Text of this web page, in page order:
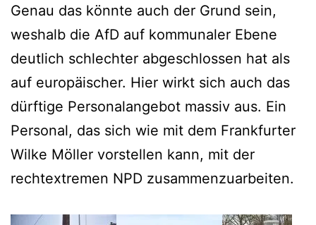
Genau das könnte auch der Grund sein,
weshalb die AfD auf kommunaler Ebene
deutlich schlechter abgeschlossen hat als
auf europäischer. Hier wirkt sich auch das
dürftige Personalangebot massiv aus. Ein
Personal, das sich wie mit dem Frankfurter
Wilke Möller vorstellen kann, mit der
rechtextremen NPD zusammenzuarbeiten.